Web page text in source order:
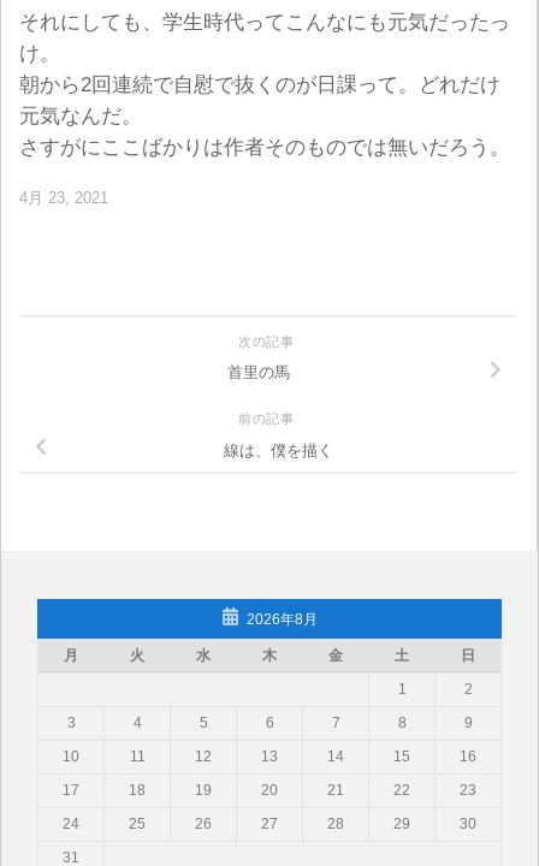
それにしても、学生時代ってこんなにも元気だったっ
け。
朝から2回連続で自慰で抜くのが日課って。どれだけ
元気なんだ。
さすがにここばかりは作者そのものでは無いだろう。
4月 23, 2021
次の記事
首里の馬
前の記事
線は、僕を描く
2026年8月
月 火 水 木 金 土
日
1
2
3
4 5 6 7 8
9
10
11 12 13 14 15
16
17
18 19 20 21 22
23
24
25 26 27 28 29
30
31